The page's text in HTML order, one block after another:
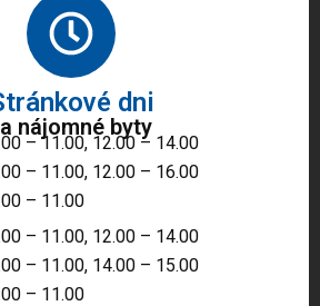
dni
nájomné byty
– 11.00, 12.00 – 14.00
– 11.00, 12.00 – 16.00
– 11.00
– 11.00, 12.00 – 14.00
– 11.00, 14.00 – 15.00
– 11.00